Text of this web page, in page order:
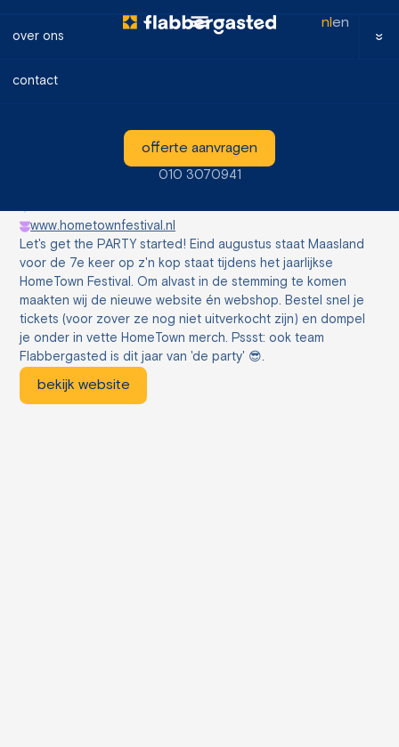
over ons
contact
offerte aanvragen
010 3070941
nl en
Let's get the PARTY started! Eind augustus staat Maasland
voor de 7e keer op z'n kop staat tijdens het jaarlijkse
HomeTown Festival. Om alvast in de stemming te komen
maakten wij de nieuwe website én webshop. Bestel snel je
tickets (voor zover ze nog niet uitverkocht zijn) en dompel
je onder in vette HomeTown merch. Pssst: ook team
Flabbergasted is dit jaar van 'de party' 😎.
bekijk website
www.hometownfestival.nl